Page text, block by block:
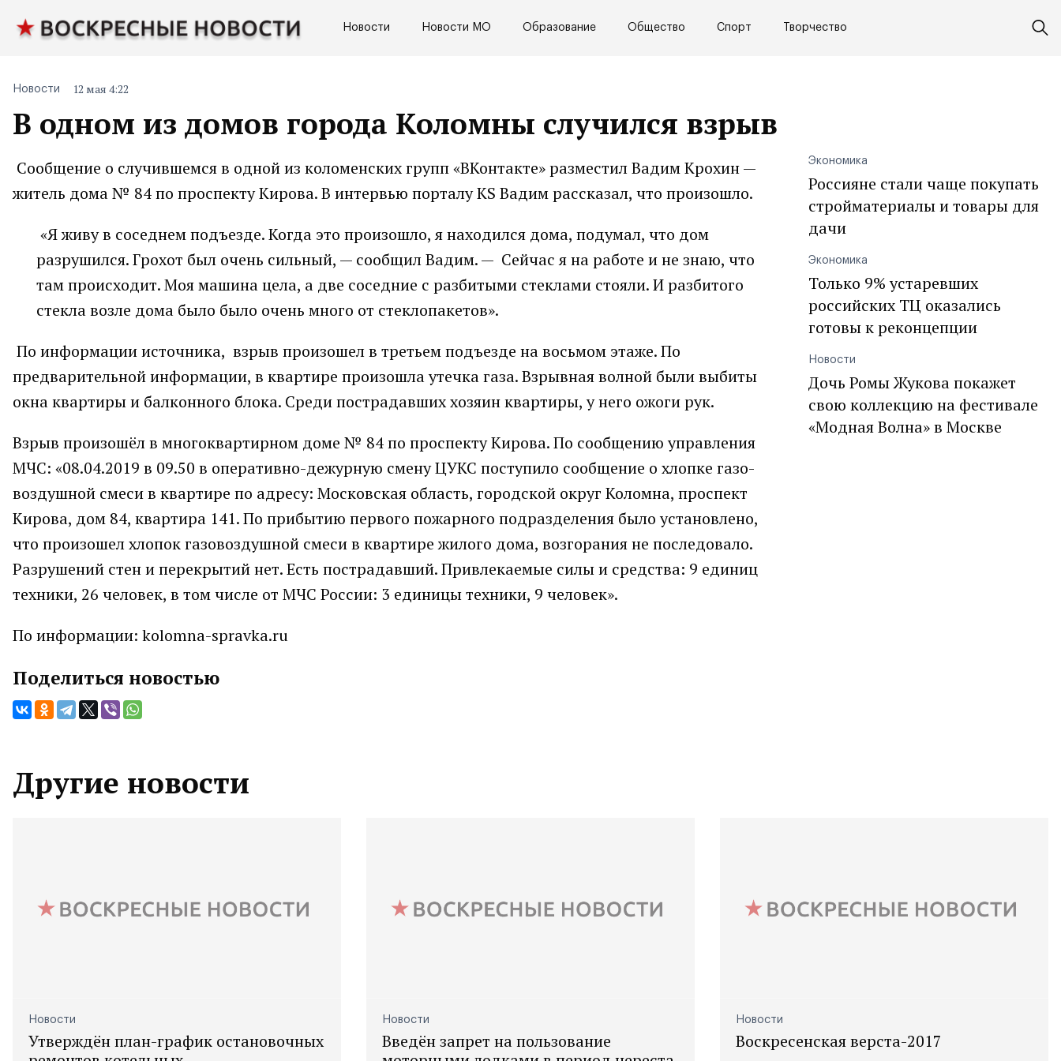
Новости Новости МО Образование Общество Спорт Творчество
В одном из домов города Коломны случился взрыв
Новости 12 мая 4:22
Сообщение о случившемся в одной из коломенских групп «ВКонтакте» разместил Вадим Крохин —
житель дома № 84 по проспекту Кирова. В интервью порталу КS Вадим рассказал, что произошло.
«Я живу в соседнем подъезде. Когда это произошло, я находился дома, подумал, что дом
разрушился. Грохот был очень сильный, — сообщил Вадим. — Сейчас я на работе и не знаю, что
там происходит. Моя машина цела, а две соседние с разбитыми стеклами стояли. И разбитого
стекла возле дома было было очень много от стеклопакетов».
По информации источника, взрыв произошел в третьем подъезде на восьмом этаже. По
предварительной информации, в квартире произошла утечка газа. Взрывная волной были выбиты
окна квартиры и балконного блока. Среди пострадавших хозяин квартиры, у него ожоги рук.
Взрыв произошёл в многоквартирном доме № 84 по проспекту Кирова. По сообщению управления
МЧС: «08.04.2019 в 09.50 в оперативно-дежурную смену ЦУКС поступило сообщение о хлопке газо-
воздушной смеси в квартире по адресу: Московская область, городской округ Коломна, проспект
Кирова, дом 84, квартира 141. По прибытию первого пожарного подразделения было установлено,
что произошел хлопок газовоздушной смеси в квартире жилого дома, возгорания не последовало.
Разрушений стен и перекрытий нет. Есть пострадавший. Привлекаемые силы и средства: 9 единиц
техники, 26 человек, в том числе от МЧС России: 3 единицы техники, 9 человек».
По информации: kolomna-spravka.ru
Поделиться новостью
Экономика
Россияне стали чаще покупать
стройматериалы и товары для
дачи
Экономика
Только 9% устаревших
российских ТЦ оказались
готовы к реконцепции
Новости
Дочь Ромы Жукова покажет
свою коллекцию на фестивале
«Модная Волна» в Москве
Другие новости
Новости
Утверждён план-график остановочных
Новости
Введён запрет на пользование
Новости
Воскресенская верста-2017